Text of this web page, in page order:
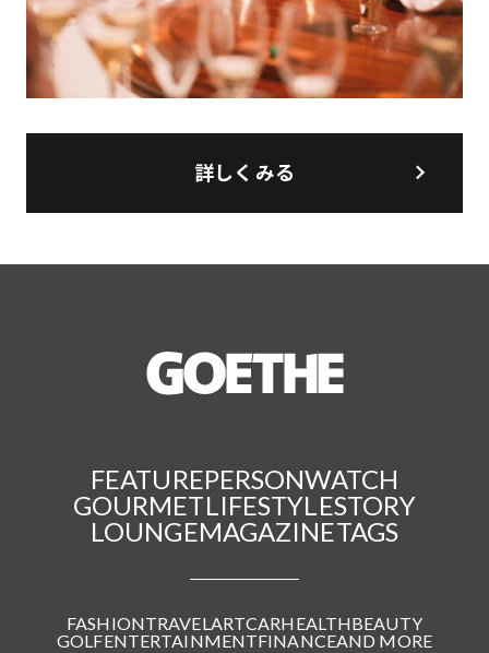
詳しくみる
FEATUREPERSONWATCH
GOURMETLIFESTYLESTORY
LOUNGEMAGAZINETAGS
FASHIONTRAVELARTCARHEALTHBEAUTY
GOLFENTERTAINMENTFINANCEAND MORE